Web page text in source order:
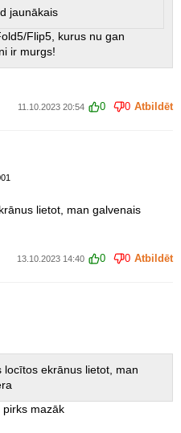
jaunākais
Flip5, kurus nu gan
ir murgs!
11.10.2023 20:54 0 0 Atbildēt
lietot, man galvenais
13.10.2023 14:40 0 0 Atbildēt
locītos ekrānus lietot, man
mazāk